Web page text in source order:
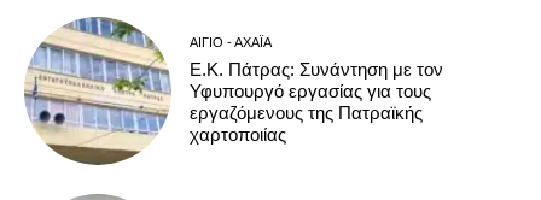
ΑΊΓΙΟ - ΑΧΑΪ́Α
Ε.Κ. Πάτρας: Συνάντηση με τον
Υφυπουργό εργασίας για τους
εργαζόμενους της Πατραϊκής
χαρτοποιίας